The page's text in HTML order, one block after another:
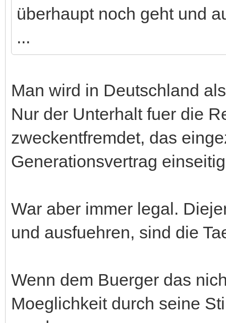
überhaupt noch geht und
...
Man wird in Deutschland
Nur der Unterhalt fuer die
zweckentfremdet, das
Generationsvertrag
War aber immer legal.
und ausfuehren, sind die
Wenn dem Buerger das
Moeglichkeit durch seine